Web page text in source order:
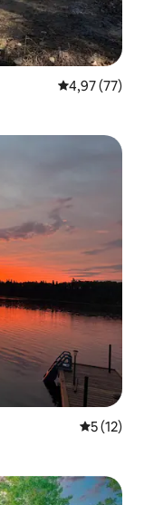
4,97 (77)
5 (12)